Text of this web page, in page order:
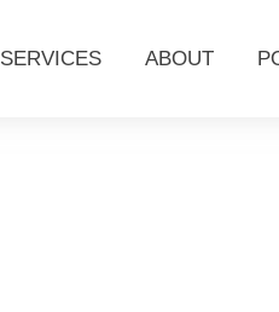
SERVICES ABOUT